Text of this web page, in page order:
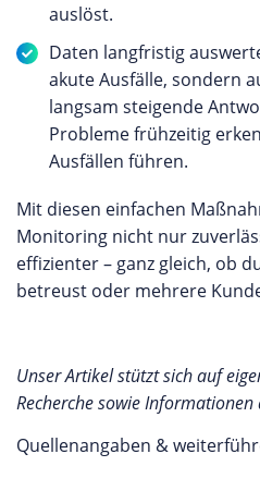
auslöst.
Daten langfristig
akute Ausfälle, sondern
langsam steigende
Probleme frühzeitig
Ausfällen führen.
Mit diesen einfachen
Monitoring nicht nur
effizienter – ganz gleich, ob
betreust oder mehrere
Unser Artikel stützt sich auf
Recherche sowie
Quellenangaben &